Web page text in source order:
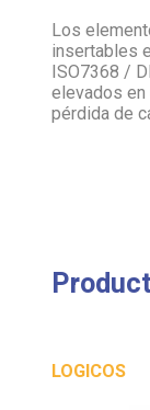
Los
insertables
ISO7368 /
elevados en
pérdida de
LOGICOS